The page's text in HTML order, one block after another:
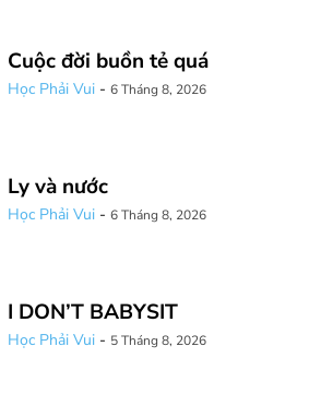
Cuộc đời buồn tẻ quá
Học Phải Vui - 6 Tháng 8, 2026
Ly và nước
Học Phải Vui - 6 Tháng 8, 2026
I DON’T BABYSIT
Học Phải Vui - 5 Tháng 8, 2026